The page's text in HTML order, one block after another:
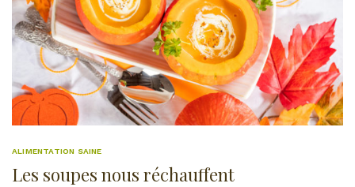
ALIMENTATION SAINE
Les soupes nous réchauffent